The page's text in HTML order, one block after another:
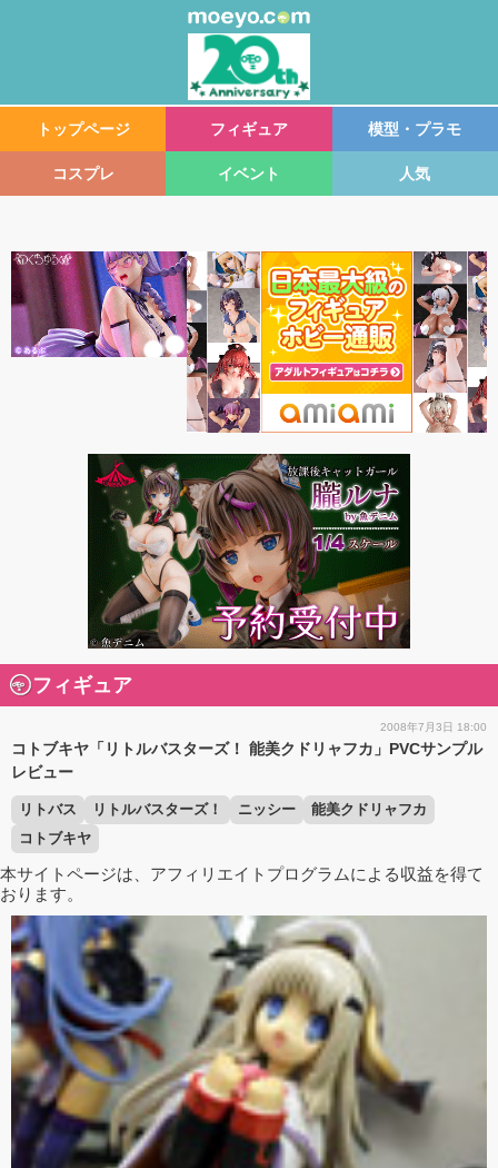
トップページ フィギュア 模型・プラモ
コスプレ イベント 人気
フィギュア
2008年7月3日 18:00
コトブキヤ「リトルバスターズ！ 能美クドリャフカ」PVCサンプル
レビュー
リトバス リトルバスターズ！ ニッシー
能美クドリャフカ
コトブキヤ
本サイトページは、アフィリエイトプログラムによる収益を得て
おります。